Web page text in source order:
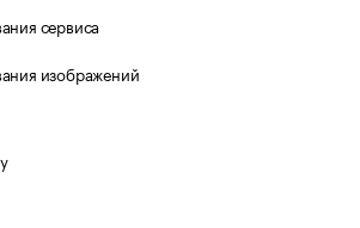
сервиса
изображений